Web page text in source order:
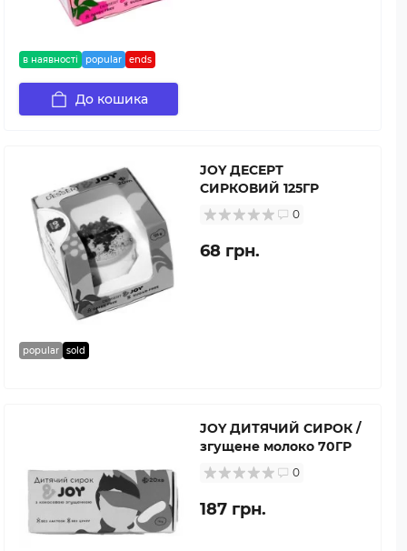
в наявності popular ends
До кошика
popular sold
JOY ДЕСЕРТ
СИРКОВИЙ 125ГР
0
68 грн.
JOY ДИТЯЧИЙ СИРОК /
згущене молоко 70ГР
0
187 грн.